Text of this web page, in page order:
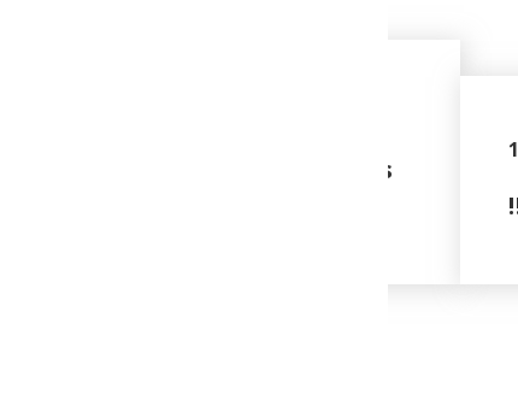
les hausses des coûts